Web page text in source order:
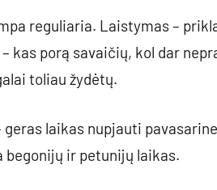
reguliaria. Laistymas –
kas porą savaičių, kol dar
toliau žydėtų.
geras laikas nupjauti
begonijų ir petunijų laikas.